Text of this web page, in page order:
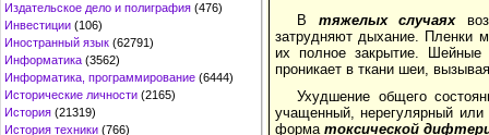
Издательское дело и полиграфия (476)
Инвестиции (106)
Иностранный язык (62791)
Информатика (3562)
Информатика, программирование (6444)
Исторические личности (2165)
История (21319)
История техники (766)
В тяжелых случаях
затрудняют дыхание. Пленки
их полное закрытие. Шейные
проникает в ткани шеи,
Ухудшение общего
учащенный, нерегулярный или
форма токсической